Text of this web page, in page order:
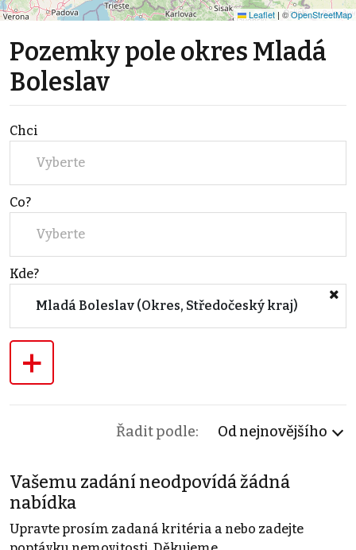
Leaflet | ©OpenStreetMap
Pozemky pole okres Mladá
Boleslav
Chci
Vyberte
Co?
Vyberte
Kde?
Mladá Boleslav (Okres, Středočeský kraj)
+
Řadit podle: Od nejnovějšího
Vašemu zadání neodpovídá žádná
nabídka
Upravte prosím zadaná kritéria a nebo zadejte